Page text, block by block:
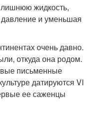
жидкость,
и уменьшая
очень давно.
откуда она родом.
письменные
датируются VI
ее саженцы